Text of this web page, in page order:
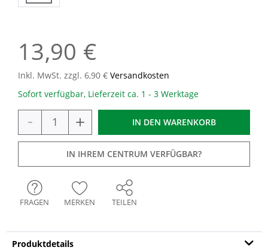
13,90 €
Inkl. MwSt. zzgl. 6,90 € Versandkosten
Sofort verfügbar, Lieferzeit ca. 1 - 3 Werktage
- + IN DEN WARENKORB
IN IHREM CENTRUM VERFÜGBAR?
FRAGEN MERKEN TEILEN
Produktdetails